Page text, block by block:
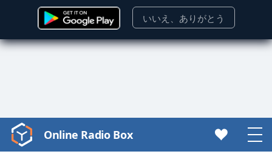
いいえ、ありがとう
Video
Player
Online Radio Box